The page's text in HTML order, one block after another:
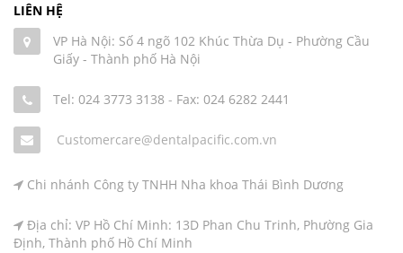
LIÊN HỆ
VP Hà Nội: Số 4 ngõ 102 Khúc Thừa Dụ - Phường Cầu
Giấy - Thành phố Hà Nội
Tel: 024 3773 3138 - Fax: 024 6282 2441
Customercare@dentalpacific.com.vn
Chi nhánh Công ty TNHH Nha khoa Thái Bình Dương
Địa chỉ: VP Hồ Chí Minh: 13D Phan Chu Trinh, Phường Gia
Định, Thành phố Hồ Chí Minh